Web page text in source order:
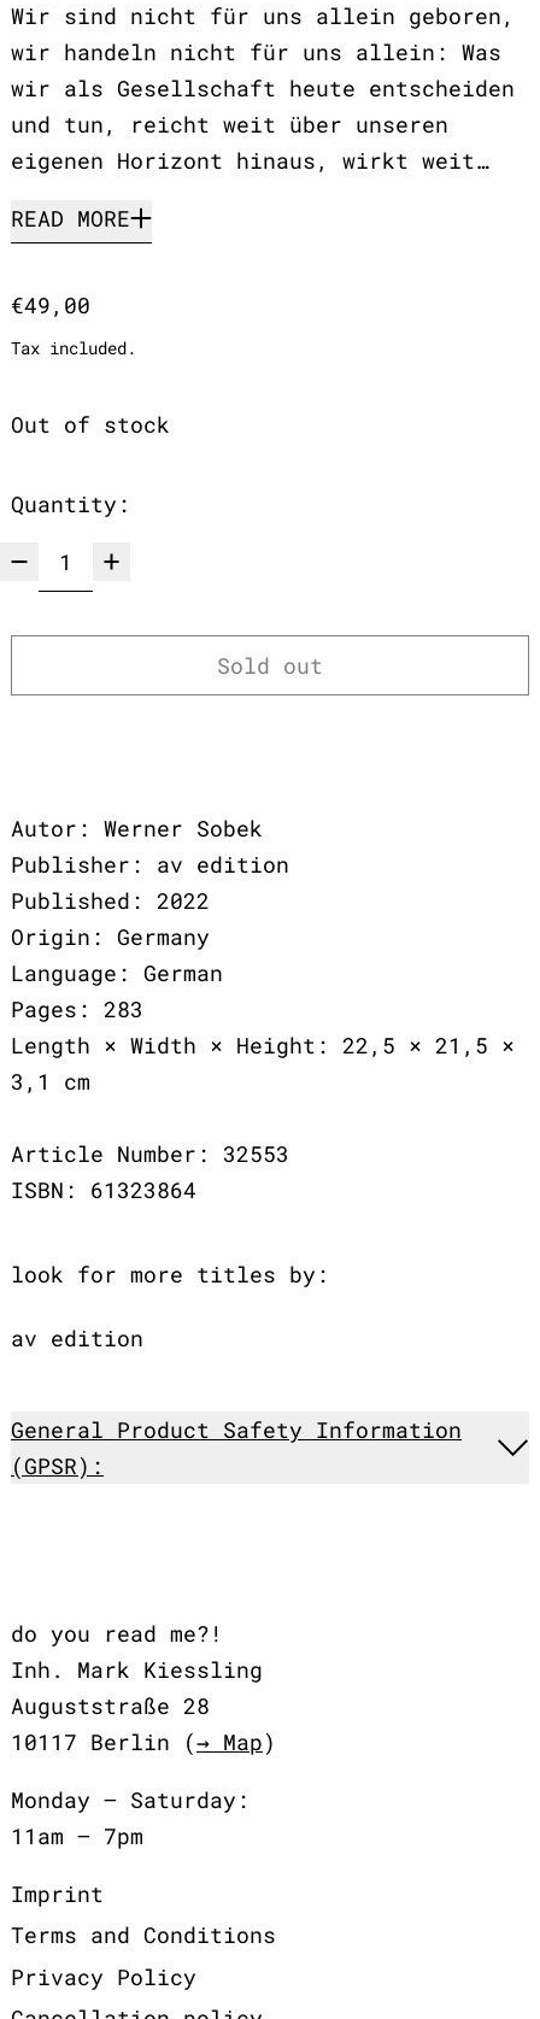
Wir sind nicht für uns allein geboren,
wir handeln nicht für uns allein: Was
wir als Gesellschaft heute entscheiden
und tun, reicht weit über unseren
eigenen Horizont hinaus, wirkt weit…
READ MORE
Regular price
€49,00
Tax included.
Out of stock
Quantity:
Sold out
Autor: Werner Sobek
Publisher: av edition
Published: 2022
Origin: Germany
Language: German
Pages: 283
Length × Width × Height: 22,5 × 21,5 ×
3,1 cm
Article Number: 32553
ISBN: 61323864
look for more titles by:
av edition
General Product Safety Information
(GPSR):
do you read me?!
Inh. Mark Kiessling
Auguststraße 28
10117 Berlin (→ Map)
Monday – Saturday:
11am – 7pm
Imprint
Terms and Conditions
Privacy Policy